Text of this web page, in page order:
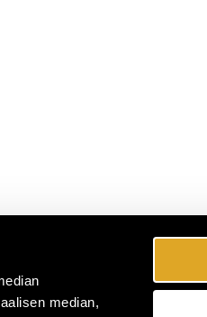
median,